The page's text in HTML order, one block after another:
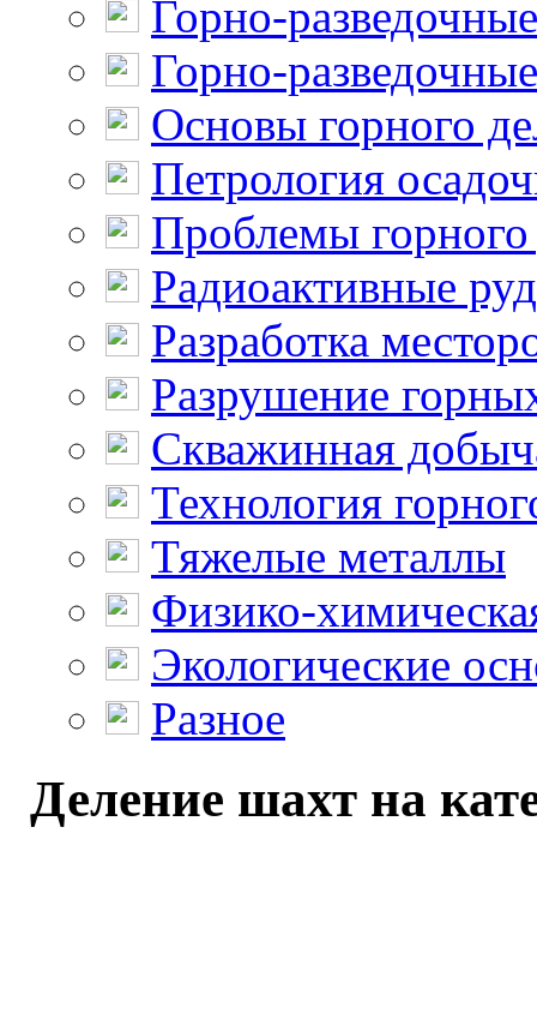
Горно-
Горно-
Основы горного
Петрология
Проблемы горного
Радиоактивные
Разработка
Разрушение
Скважинная
Технология
Тяжелые металлы
Физико-
Экологические
Разное
Деление шахт на